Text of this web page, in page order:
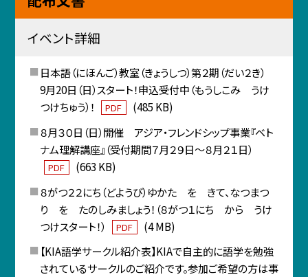
イベント詳細
日本語（にほんご）教室（きょうしつ）第２期（だい２き）
9月20日（日）スタート！申込受付中（もうしこみ うけ
つけちゅう）！
PDF
(485 KB)
８月３０日（日）開催 アジア・フレンドシップ事業『ベト
ナム理解講座』（受付期間７月２９日～８月２１日）
PDF
(663 KB)
８がつ２２にち（どようび）ゆかた を きて、なつまつ
り を たのしみましょう！（８がつ１にち から うけ
つけスタート！）
PDF
(4 MB)
【KIA語学サークル紹介表】KIAで自主的に語学を勉強
されているサークルのご紹介です。参加ご希望の方は事